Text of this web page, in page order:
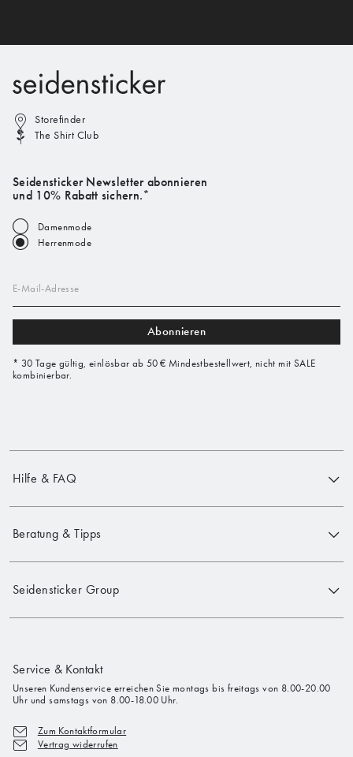
Storefinder
The Shirt Club
Seidensticker Newsletter abonnieren
und 10% Rabatt sichern.*
Damenmode
Herrenmode
E-Mail-Adresse
Abonnieren
* 30 Tage gültig, einlösbar ab 50 € Mindestbestellwert, nicht mit SALE
kombinierbar.
Hilfe & FAQ
Beratung & Tipps
Seidensticker Group
Service & Kontakt
Unseren Kundenservice erreichen Sie montags bis freitags von 8.00-20.00
Uhr und samstags von 8.00-18.00 Uhr.
Zum Kontaktformular
Vertrag widerrufen